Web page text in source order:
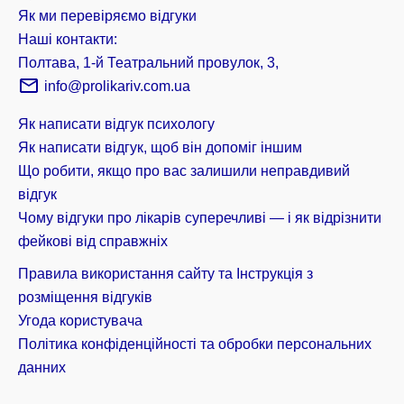
Як ми перевіряємо відгуки
Наші контакти:
Полтава, 1-й Театральний провулок, 3,
info@prolikariv.com.ua
Як написати відгук психологу
Як написати відгук, щоб він допоміг іншим
Що робити, якщо про вас залишили неправдивий
відгук
Чому відгуки про лікарів суперечливі — і як відрізнити
фейкові від справжніх
Правила використання сайту та Інструкція з
розміщення відгуків
Угода користувача
Політика конфіденційності та обробки персональних
данних